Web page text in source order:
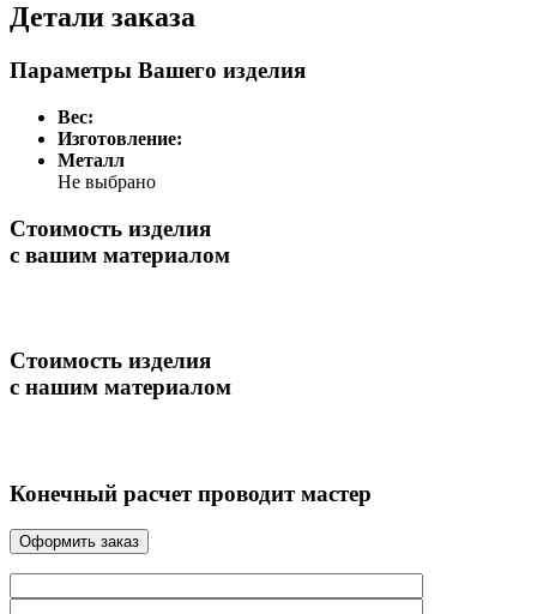
Детали заказа
Параметры Вашего изделия
Вес:
Изготовление:
Металл
Не выбрано
Стоимость изделия
с вашим материалом
Стоимость изделия
с нашим материалом
Конечный расчет проводит мастер
Оформить заказ